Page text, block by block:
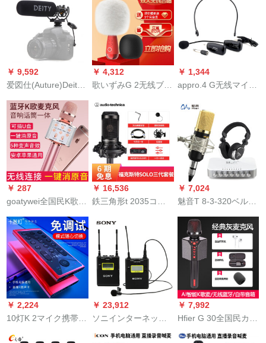
を持っています。マ
イクは拡声机能K歌录
音キャスターを持っ
ています。
Bluetooth知能のマイ
クは歌を歌います。
家庭のktv家庭用USB
受信机のプロモーシ
￥ 9,592
爱図仕(Auture)Deity
见レフ录音麦パソコ
ンビエンデオーV-mic
D 3 Pro
￥ 4,312
歌いずみG 2无线ブロ
帯テープパソコンを
生放送します。マイ
クです。コーデュン
でKTV无线マイクデ
ュオ一体カラオケボ
ックス
￥ 1,344
appro.4 G无线マイク
リアダー式ハンドセ
ット公式标准装备
￥ 287
goatywei全国民K歌神
器携帯帯電話マイク
無線Bluetooth家庭用
歌を歌にする子供用
マイクはオ・ディオ
一体型パソコディッ
ク汎用家庭用カーラ
オケ【簡易版】バラ
ゴルドを持って参加
します。
￥ 16,536
鉄三角形t 2035コエ
ャスタタの携帯电话
で外付けのオースト
リアを生放送した楽
曲のマイクを歌専门
设备用の全民にソー
トします。
￥ 7,024
魅音T 8-3-320ベルト
キャクターK歌マキ歌
生放送呼声マキ录歌
设备パソコ外付けの
サウドンカープドッ
チャK歌のセクシ黒
￥ 2,224
10灯K 2マイク携帯帯
￥ 23,912
ソニインターネット
無線マイクUWP-D
￥ 7,992
Hfier G 30全国民カラ
オケ神器携帯帯電話